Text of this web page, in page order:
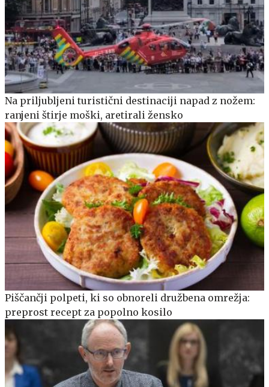
Na priljubljeni turistični destinaciji napad z nožem:
ranjeni štirje moški, aretirali žensko
Piščančji polpeti, ki so obnoreli družbena omrežja:
preprost recept za popolno kosilo